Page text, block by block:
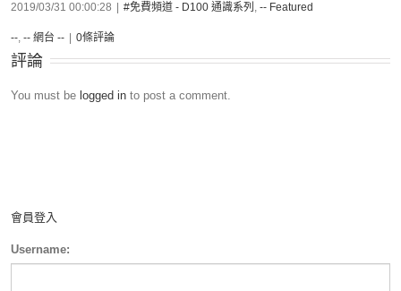
2019/03/31 00:00:28 #免費頻道 - D100 通識系列 , -- Featured
--, -- 網台 -- 0條評論
評論
You must be logged in to post a comment.
會員登入
Username: